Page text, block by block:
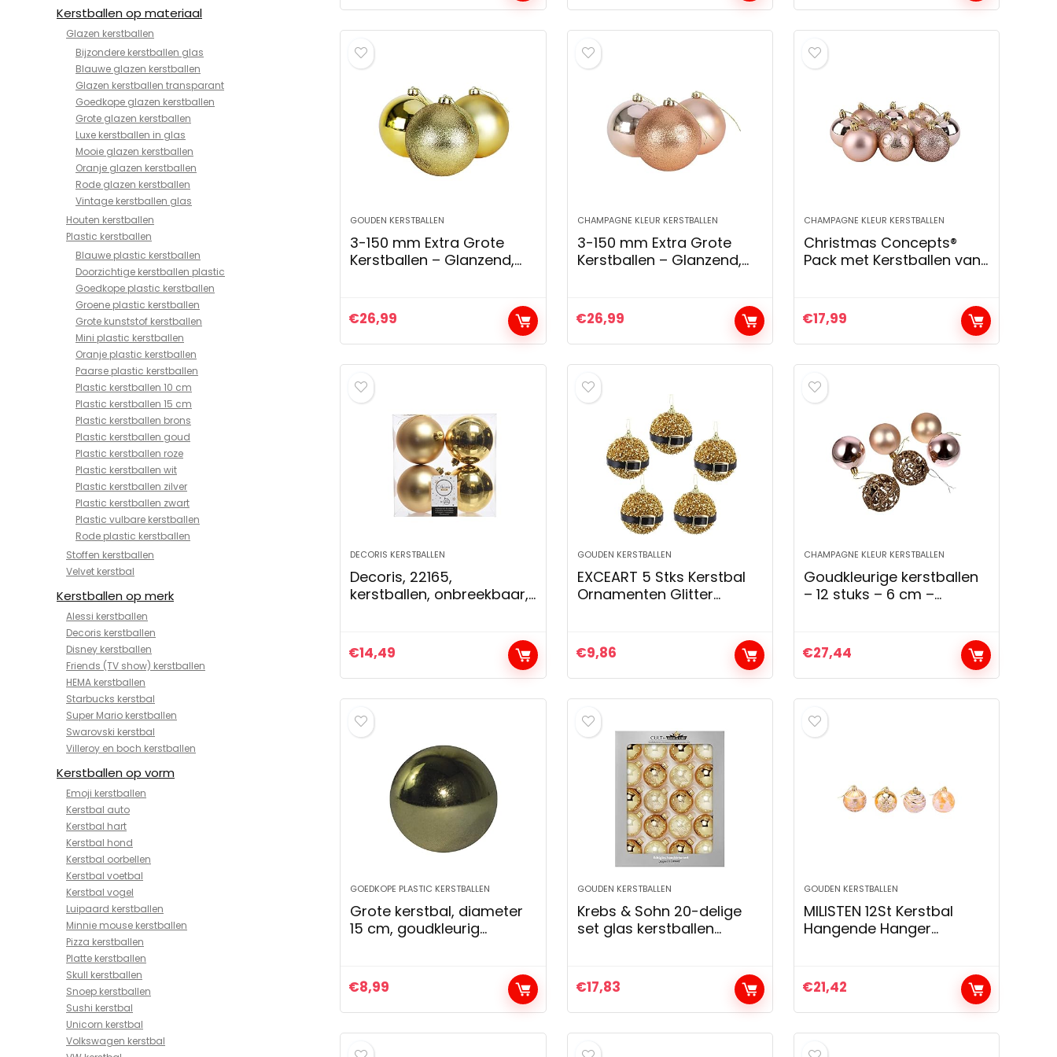
Kerstballen op materiaal
Glazen kerstballen
Bijzondere kerstballen glas
Blauwe glazen kerstballen
Glazen kerstballen transparant
Goedkope glazen kerstballen
Grote glazen kerstballen
Luxe kerstballen in glas
Mooie glazen kerstballen
Oranje glazen kerstballen
Rode glazen kerstballen
Vintage kerstballen glas
Houten kerstballen
Plastic kerstballen
Blauwe plastic kerstballen
Doorzichtige kerstballen plastic
Goedkope plastic kerstballen
Groene plastic kerstballen
Grote kunststof kerstballen
Mini plastic kerstballen
Oranje plastic kerstballen
Paarse plastic kerstballen
Plastic kerstballen 10 cm
Plastic kerstballen 15 cm
Plastic kerstballen brons
Plastic kerstballen goud
Plastic kerstballen roze
Plastic kerstballen wit
Plastic kerstballen zilver
Plastic kerstballen zwart
Plastic vulbare kerstballen
Rode plastic kerstballen
Stoffen kerstballen
Velvet kerstbal
Kerstballen op merk
Alessi kerstballen
Decoris kerstballen
Disney kerstballen
Friends (TV show) kerstballen
HEMA kerstballen
Starbucks kerstbal
Super Mario kerstballen
Swarovski kerstbal
Villeroy en boch kerstballen
Kerstballen op vorm
Emoji kerstballen
Kerstbal auto
Kerstbal hart
Kerstbal hond
Kerstbal oorbellen
Kerstbal voetbal
Kerstbal vogel
Luipaard kerstballen
Minnie mouse kerstballen
Pizza kerstballen
Platte kerstballen
Skull kerstballen
Snoep kerstballen
Sushi kerstbal
Unicorn kerstbal
Volkswagen kerstbal
decor (4cm/50 stuks)
goud 4 cm
GOUDEN KERSTBALLEN
3-150 mm Extra Grote
Kerstballen – Glanzend,
€26,99
CHAMPAGNE KLEUR KERSTBALLEN
3-150 mm Extra Grote
Kerstballen – Glanzend,
(Roségoud)
€26,99
CHAMPAGNE KLEUR KERSTBALLEN
Christmas Concepts®
Pack met Kerstballen van
Kerstballen (Champagne
Goud)
€17,99
DECORIS KERSTBALLEN
Decoris, 22165,
kerstballen, onbreekbaar,
€14,49
GOUDEN KERSTBALLEN
EXCEART 5 Stks Kerstbal
Ornamenten Glitter
Xmas Ballen Kerstballen
Voor Festival…
€9,86
CHAMPAGNE KLEUR KERSTBALLEN
Goudkleurige kerstballen
– 12 stuks – 6 cm –
€27,44
GOEDKOPE PLASTIC KERSTBALLEN
Grote kerstbal, diameter
15 cm, goudkleurig
€8,99
GOUDEN KERSTBALLEN
Krebs & Sohn 20-delige
set glas kerstballen
5,7 cm, goud/ivoor, (5, 7
cm…
€17,83
GOUDEN KERSTBALLEN
MILISTEN 12St Kerstbal
Hangende Hanger
(Gouden)
€21,42